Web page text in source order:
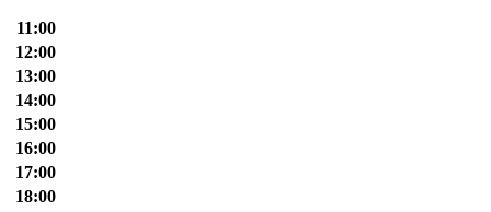
11:00
12:00
13:00
14:00
15:00
16:00
17:00
18:00